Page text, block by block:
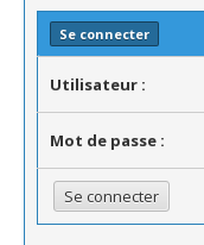
Se connecter
Utilisateur :
Mot de passe :